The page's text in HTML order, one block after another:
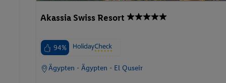
Akassia Swiss Resort
94%
Ägypten - Ägypten - El Quseir